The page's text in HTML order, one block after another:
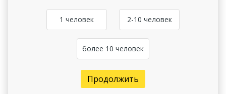
1 человек 2-10 человек
более 10 человек
Продолжить